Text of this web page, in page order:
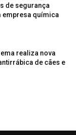
de segurança
empresa química
realiza nova
de cães e